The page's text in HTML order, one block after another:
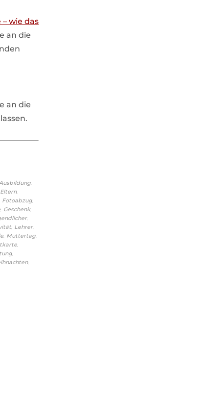
wie das
an die
an die
,
Eltern,
Fotoabzug,
, Geschenk,
,
, Lehrer,
, Muttertag,
,
,
,